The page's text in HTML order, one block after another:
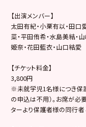
【出演メンバー】
太田有紀・小栗有以・田口
菜・平田侑希・水島美結・
姫奈・花田藍衣・山口結愛
【チケット料金】
3,800円
※未就学児1名様につき保
の申込は不用）。お席が必
ターより保護者様の同行者